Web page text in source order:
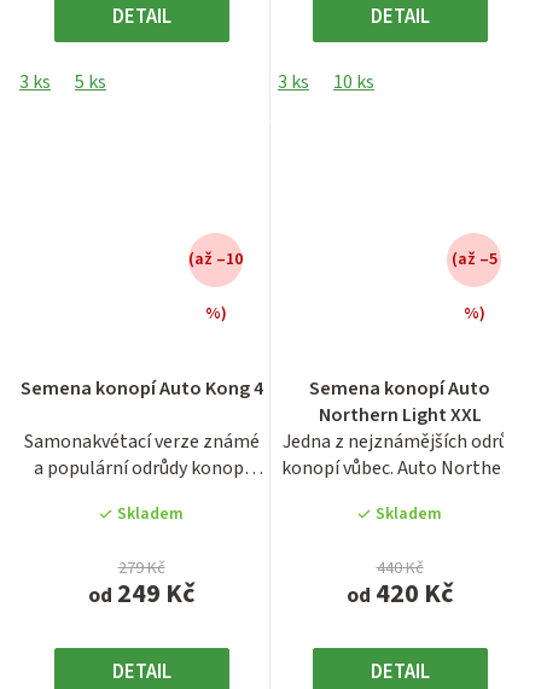
DETAIL
3 ks 5 ks
DETAIL
3 ks 10 ks
Semena konopí Auto Kong 4
Samonakvétací verze známé
a populární odrůdy konopí
hodnocení
je
4,2
z
hvězdiček.
Skladem
od 249 Kč
279 Kč
(až –10
%)
DETAIL
Semena konopí Auto
Northern Light XXL
Jedna z nejznámějších odrůd
konopí vůbec. Auto Northern
hodnocení
produktu
je
3,9
z
hvězdiček.
Skladem
od 420 Kč
440 Kč
(až –5
%)
DETAIL